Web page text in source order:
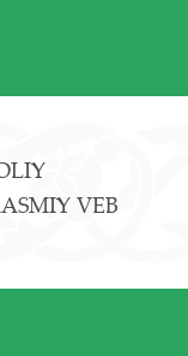
VEB